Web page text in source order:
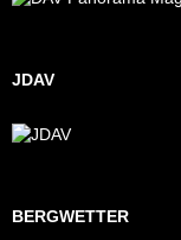
JDAV
BERGWETTER